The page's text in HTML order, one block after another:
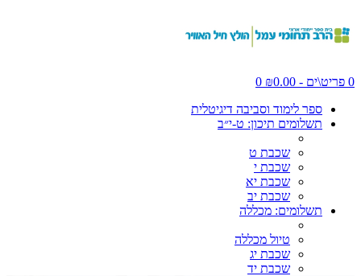
0 פריט\ים - ₪0.00
0
ספר לימוד וסביבה דיגיטלית
תשלומים תיכון: ט-י״ב
שכבת ט
שכבת י
שכבת יא
שכבת יב
תשלומים: מכללה
טיול מכללה
שכבת יג
שכבת יד